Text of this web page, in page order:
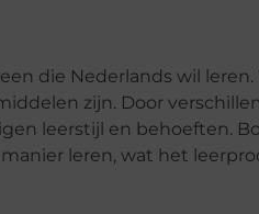
die Nederlands wil leren.
zijn. Door
leerstijl en behoeften.
leren, wat het